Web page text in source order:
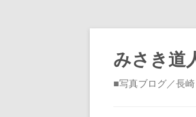
みさき道
■写真ブログ／長